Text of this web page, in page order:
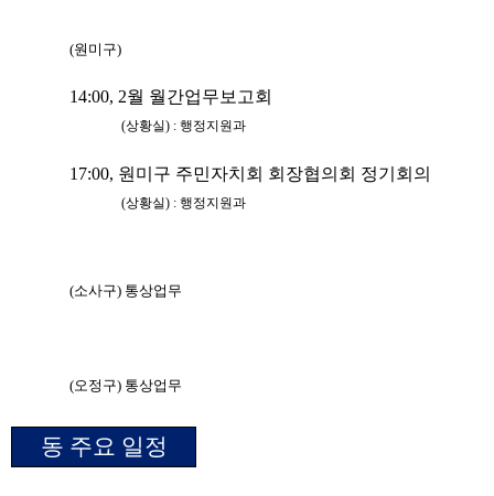
(원미구)
14:00, 2월 월간업무보고회
(상황실) : 행정지원과
17:00, 원미구 주민자치회 회장협의회 정기회의
(상황실) : 행정지원과
(소사구) 통상업무
(오정구) 통상업무
동 주요 일정